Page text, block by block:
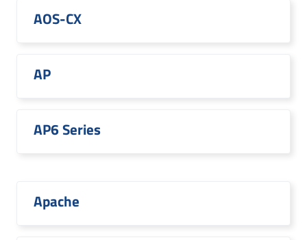
AOS-CX
AP
AP6 Series
Apache